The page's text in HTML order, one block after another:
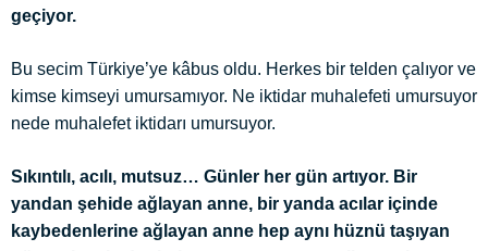
geçiyor.
Bu secim Türkiye’ye kâbus oldu. Herkes bir telden çalıyor ve
kimse kimseyi umursamıyor. Ne iktidar muhalefeti umursuyor
nede muhalefet iktidarı umursuyor.
Sıkıntılı, acılı, mutsuz… Günler her gün artıyor. Bir
yandan şehide ağlayan anne, bir yanda acılar içinde
kaybedenlerine ağlayan anne hep aynı hüznü taşıyan